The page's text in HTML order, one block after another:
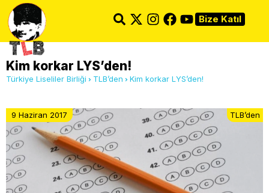
Bize Katıl
Kim korkar LYS’den!
Türkiye Liseliler Birliği TLB’den Kim korkar LYS’den!
9 Haziran 2017 TLB’den